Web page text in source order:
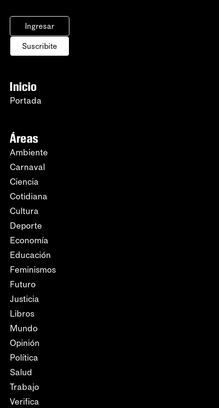
Ingresar
Suscribite
Inicio
Portada
Áreas
Ambiente
Carnaval
Ciencia
Cotidiana
Cultura
Deporte
Economía
Educación
Feminismos
Futuro
Justicia
Libros
Mundo
Opinión
Política
Salud
Trabajo
Verifica